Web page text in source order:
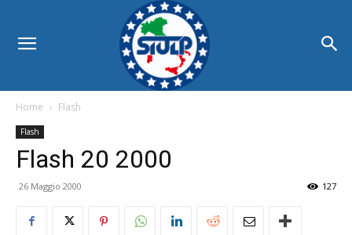
Home Flash
Flash
Flash 20 2000
26 Maggio 2000 127